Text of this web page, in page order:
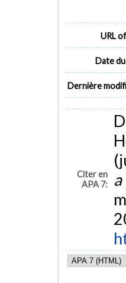
URL
Date
Dernière
Citer en
APA 7: